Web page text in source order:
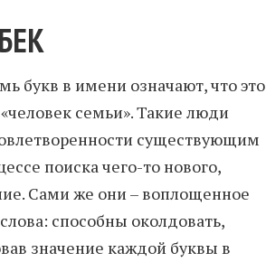
букв в имени означают, что это
семьи». Такие люди
существующим
поиска чего-то нового,
Сами же они – воплощенное
способны околдовать,
значение каждой буквы в